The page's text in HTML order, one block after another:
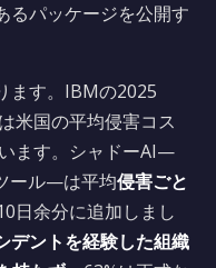
るパッケージを公開す
ます。IBMの2025
米国の平均侵害コス
ます。シャドーAI—
ール—は平均侵害ごと
日余分に追加しまし
デントを経験した組織